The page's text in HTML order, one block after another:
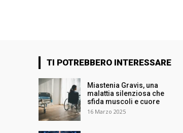
TI POTREBBERO INTERESSARE
Miastenia Gravis, una
malattia silenziosa che
sfida muscoli e cuore
16 Marzo 2025